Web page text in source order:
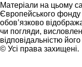
Матеріали на цьому
Європейського фонду
обов’язково
чи погляди,
відповідальністю
© Усі права захищені.